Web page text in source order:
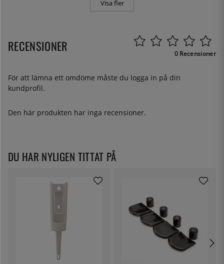
Visa fler
RECENSIONER 0 Recensioner
För att lämna ett omdöme måste du logga in på din
kundprofil.
Den här produkten har inga recensioner.
DU HAR NYLIGEN TITTAT PÅ